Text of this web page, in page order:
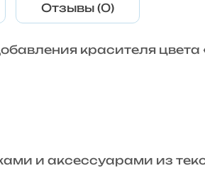
Отзывы (0)
красителя цвета
и аксессуарами из